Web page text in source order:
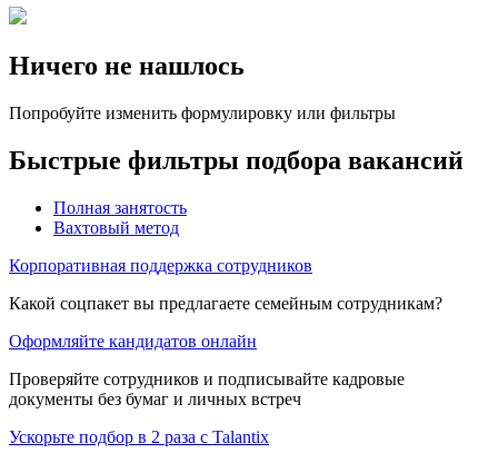
Ничего не нашлось
Попробуйте изменить формулировку или фильтры
Быстрые фильтры подбора вакансий
Полная занятость
Вахтовый метод
Корпоративная поддержка сотрудников
Какой соцпакет вы предлагаете семейным сотрудникам?
Оформляйте кандидатов онлайн
Проверяйте сотрудников и подписывайте кадровые
документы без бумаг и личных встреч
Ускорьте подбор в 2 раза с Talantix